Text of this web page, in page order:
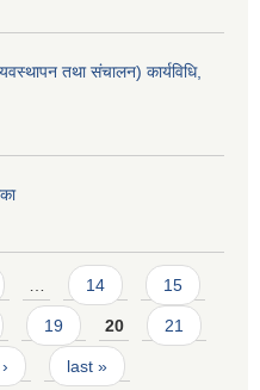
तथा संचालन) कार्यविधि,
… 14 15
19 20 21
last »